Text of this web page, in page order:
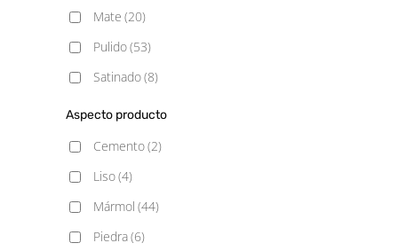
Mate (20)
Pulido(53)
Satinado(8)
Aspecto producto
Cemento(2)
Liso(4)
Mármol (44)
Piedra(6)